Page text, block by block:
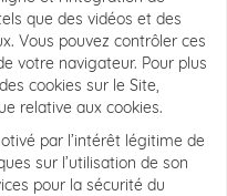
que des vidéos et des
Vous pouvez contrôler ces
votre navigateur. Pour plus
cookies sur le Site,
relative aux cookies.
par l’intérêt légitime de
sur l’utilisation de son
pour la sécurité du